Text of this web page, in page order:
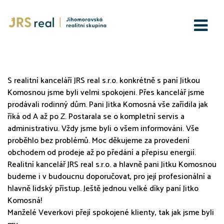
S realitní kanceláří JRS real s.r.o. konkrétně s paní Jitkou
Komosnou jsme byli velmi spokojeni. Přes kancelář jsme
prodávali rodinný dům. Pani Jitka Komosná vše zařídila jak
říká od A až po Z. Postarala se o kompletní servis a
administrativu. Vždy jsme byli o všem informováni. Vše
proběhlo bez problémů. Moc děkujeme za provedení
obchodem od prodeje až po předání a přepisu energií.
Realitní kancelář JRS real s.r.o. a hlavně pani Jitku Komosnou
budeme i v budoucnu doporučovat, pro její profesionální a
hlavně lidský přístup. Ještě jednou velké díky paní Jitko
Komosná!
Manželé Veverkovi přejí spokojené klienty, tak jak jsme byli